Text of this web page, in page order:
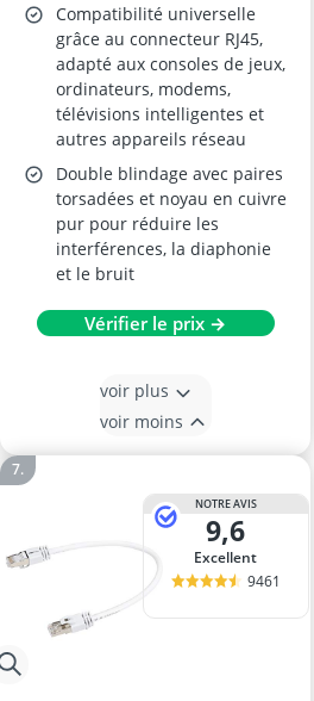
Compatibilité universelle
grâce au connecteur RJ45,
adapté aux consoles de jeux,
ordinateurs, modems,
télévisions intelligentes et
autres appareils réseau
Double blindage avec paires
torsadées et noyau en cuivre
pur pour réduire les
interférences, la diaphonie
et le bruit
Vérifier le prix →
voir plus
voir moins
NOTRE AVIS
9,6
Excellent
9461